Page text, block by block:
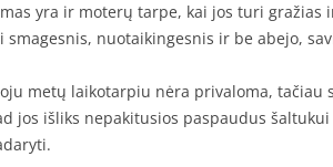
yra ir moterų tarpe, kai jos turi gražias
smagesnis, nuotaikingesnis ir be abejo,
metų laikotarpiu nėra privaloma, tačiau
jos išliks nepakitusios paspaudus